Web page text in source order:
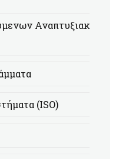
Αναπτυξιακών
(ISO)